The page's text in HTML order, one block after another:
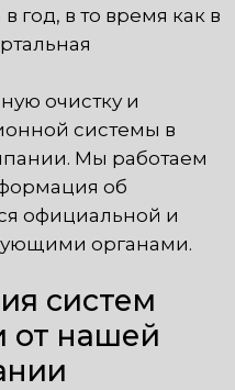
год, в то время как в
очистку и
системы в
Мы работаем
об
официальной и
органами.
систем
от нашей